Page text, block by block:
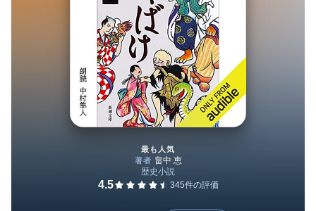
大名』『まことの華姫』『とっても不幸な幸運』な
ど著書多数。
しゃばけ
最も人気